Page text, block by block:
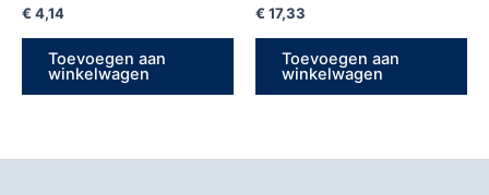
€ 4,14
Toevoegen aan
winkelwagen
€ 17,33
Toevoegen aan
winkelwagen